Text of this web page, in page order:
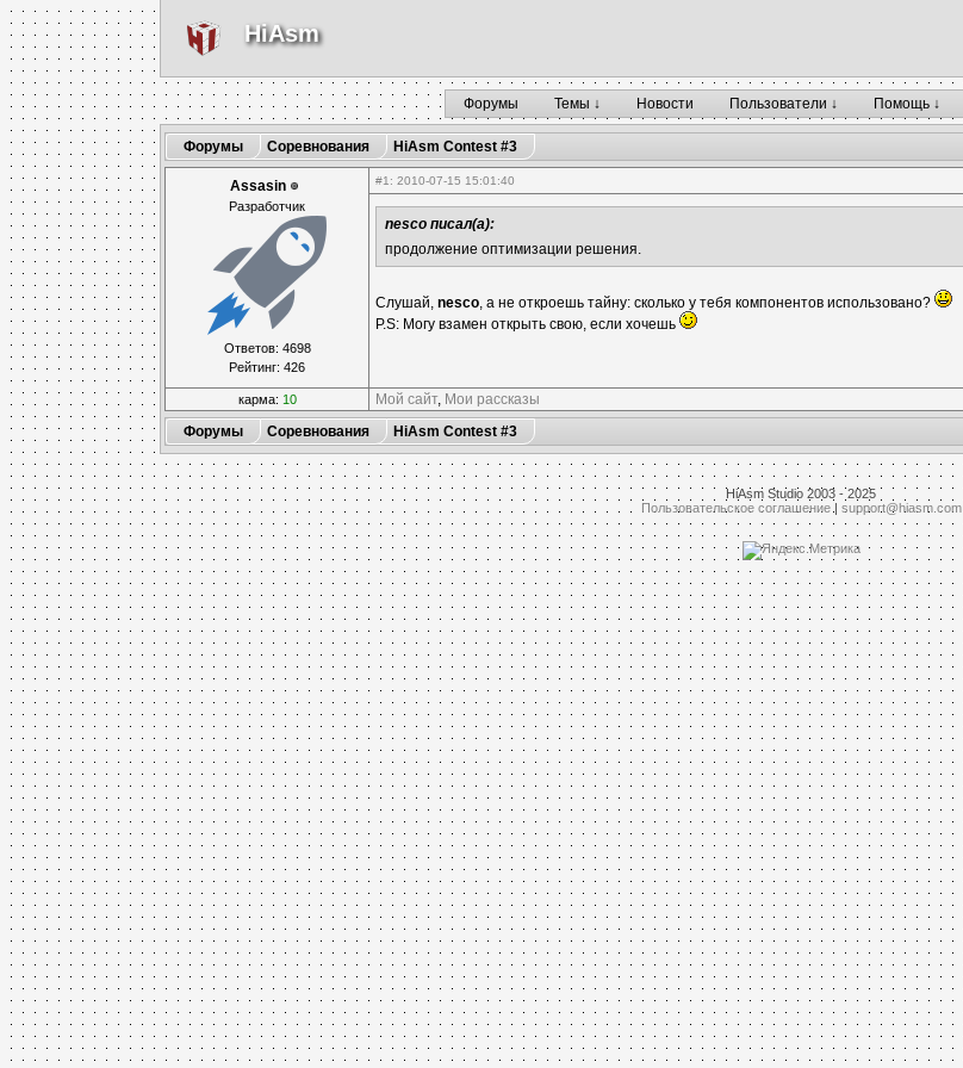
HiAsm
Форумы Темы ↓ Новости Пользователи ↓ Помощь ↓
Форумы Соревнования HiAsm Contest #3
Assasin
Разработчик
Ответов: 4698
Рейтинг: 426
#1 : 2010-07-15 15:01:40
nesco писал(а):
продолжение оптимизации решения.
Слушай,nesco, а не откроешь тайну: сколько у тебя компонентов использовано?
P.S: Могу взамен открыть свою, если хочешь
карма: 10 Мой сайт, Мои рассказы
Форумы
Соревнования HiAsm Contest #3
HiAsm Studio 2003 - 2025
Пользовательское соглашение| support@hiasm.com